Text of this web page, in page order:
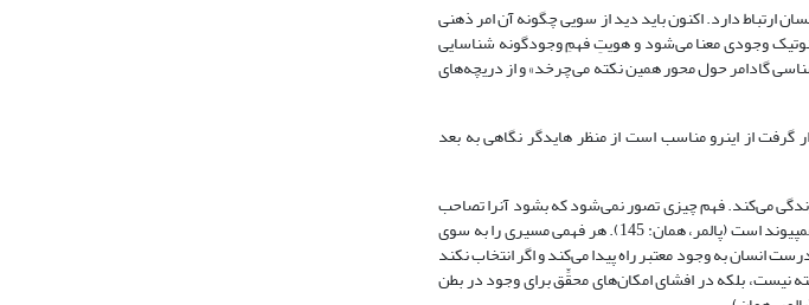
ارتباط دارد. اکنون باید دید از سویی چگونه آن امر ذهنی
وجودی معنا می‌شود و هویتِ فهمِ وجودگونه شناسایی
گادامر حول محور همین نکته می‌چرخد» و از دریچه‌های
از این‏رو مناسب است از منظر هایدگر نگاهی به بعد
می‌کند. فهم چیزی تصور نمی‌شود که بشود آنرا تصاحب
کرد، بلکه دقیقاً حالت یا جزء لاینفک «هستی ـ در ـ جهان» است. فهم اساس هر تأویل است، فهم با وجود آدمی همریشه و هم‏پیوند است (پالمر، همان: 145). هر فهمی مسیری را به سوی
انسان به وجود معتبر راه پیدا می‌کند و اگر انتخاب نکند
بلکه در افشای امکان‌های محقِّق برای وجود در بطن